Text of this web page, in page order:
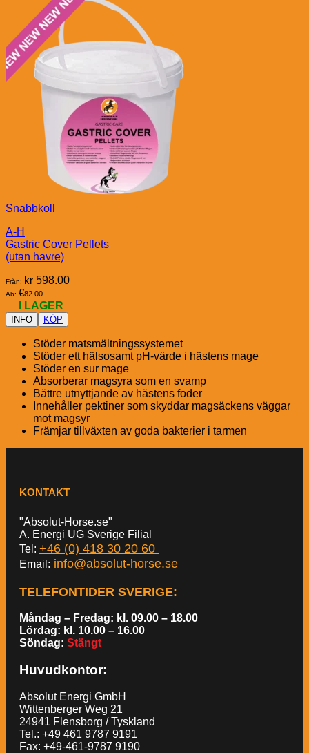
Snabbkoll
A-H
Gastric Cover Pellets
(utan havre)
Från: kr 598.00
Ab: €82.00
I LAGER
INFO KÖP
Stöder matsmältningssystemet
Stöder ett hälsosamt pH-värde i hästens mage
Stöder en sur mage
Absorberar magsyra som en svamp
Bättre utnyttjande av hästens foder
Innehåller pektiner som skyddar magsäckens väggar
mot magsyr
Främjar tillväxten av goda bakterier i tarmen
KONTAKT
"Absolut-Horse.se"
A. Energi UG Sverige Filial
Tel: +46 (0) 418 30 20 60
Email: info@absolut-horse.se
TELEFONTIDER SVERIGE:
Måndag – Fredag: kl. 09.00 – 18.00
Lördag: kl. 10.00 – 16.00
Söndag: Stängt
Huvudkontor:
Absolut Energi GmbH
Wittenberger Weg 21
24941 Flensborg / Tyskland
Tel.: +49 461 9787 9191
Fax: +49-461-9787 9190